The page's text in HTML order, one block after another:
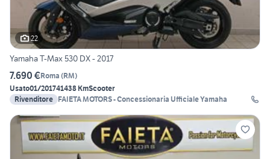
22
Yamaha T-Max 530 DX - 2017
7.690 €Roma (RM)
Usato01/201741438 KmScooter
Rivenditore FAIETA MOTORS - Concessionaria Ufficiale Yamaha